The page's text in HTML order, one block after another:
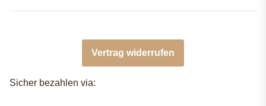
Vertrag widerrufen
Sicher bezahlen via: